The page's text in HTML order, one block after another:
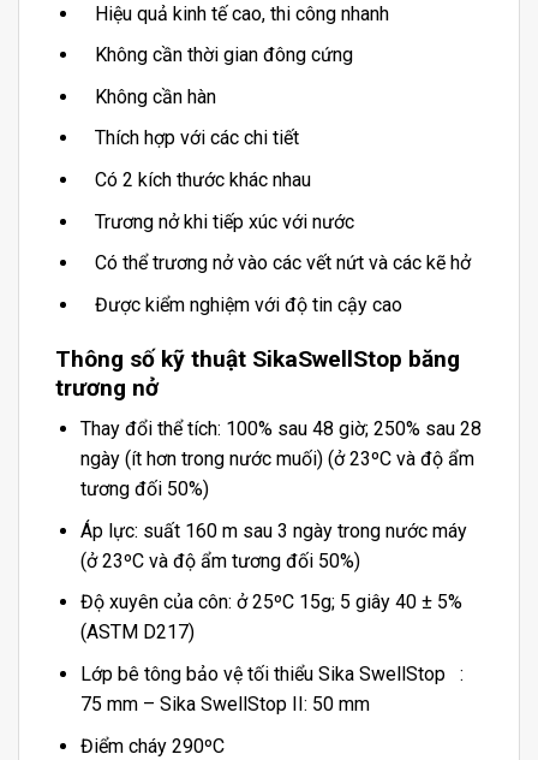
Hiệu quả kinh tế cao, thi công nhanh
Không cần thời gian đông cứng
Không cần hàn
Thích hợp với các chi tiết
Có 2 kích thước khác nhau
Trương nở khi tiếp xúc với nước
Có thể trương nở vào các vết nứt và các kẽ hở
Được kiểm nghiệm với độ tin cậy cao
Thông số kỹ thuật SikaSwellStop băng
trương nở
Thay đổi thể tích: 100% sau 48 giờ; 250% sau 28
ngày (ít hơn trong nước muối) (ở 23ºC và độ ẩm
tương đối 50%)
Áp lực: suất 160 m sau 3 ngày trong nước máy
(ở 23ºC và độ ẩm tương đối 50%)
Độ xuyên của côn: ở 25ºC 15g; 5 giây 40 ± 5%
(ASTM D217)
Lớp bê tông bảo vệ tối thiểu Sika SwellStop :
75 mm – Sika SwellStop II: 50 mm
Điểm cháy 290ºC